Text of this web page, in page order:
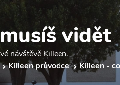
vidět
návštěvě Killeen.
Killeen průvodce Killeen -